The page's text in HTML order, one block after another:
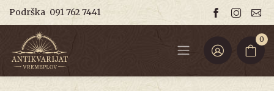
Podrška 091 762 7441
0